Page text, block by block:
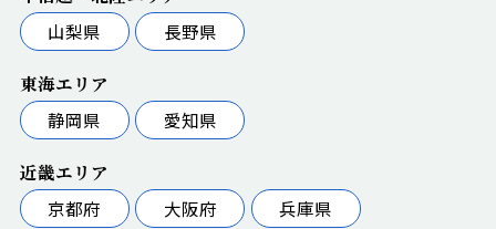
山梨県
長野県
東海エリア
静岡県
愛知県
近畿エリア
京都府
大阪府 兵庫県